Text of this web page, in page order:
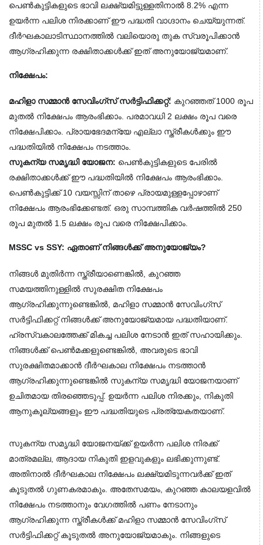
പെൺകുട്ടികളുടെ ഭാവി ലക്ഷ്യമിട്ടുള്ളതിനാൽ 8.2% എന്ന
ഉയർന്ന പലിശ നിരക്കാണ് ഈ പദ്ധതി വാഗ്ദാനം ചെയ്യുന്നത്.
ദീർഘകാലാടിസ്ഥാനത്തിൽ വലിയൊരു തുക സ്വരൂപിക്കാൻ
ആഗ്രഹിക്കുന്ന രക്ഷിതാക്കൾക്ക് ഇത് അനുയോജ്യമാണ്.
നിക്ഷേപം:
മഹിളാ സമ്മാൻ സേവിംഗ്സ് സർട്ടിഫിക്കറ്റ്: കുറഞ്ഞത് 1000 രൂപ
മുതൽ നിക്ഷേപം ആരംഭിക്കാം. പരമാവധി 2 ലക്ഷം രൂപ വരെ
നിക്ഷേപിക്കാം. പ്രായഭേദമന്യേ എല്ലാ സ്ത്രീകൾക്കും ഈ
പദ്ധതിയിൽ നിക്ഷേപം നടത്താം.
സുകന്യ സമൃദ്ധി യോജന: പെൺകുട്ടികളുടെ പേരിൽ
രക്ഷിതാക്കൾക്ക് ഈ പദ്ധതിയിൽ നിക്ഷേപം ആരംഭിക്കാം.
പെൺകുട്ടിക്ക് 10 വയസ്സിന് താഴെ പ്രായമുള്ളപ്പോഴാണ്
നിക്ഷേപം ആരംഭിക്കേണ്ടത്. ഒരു സാമ്പത്തിക വർഷത്തിൽ 250
രൂപ മുതൽ 1.5 ലക്ഷം രൂപ വരെ നിക്ഷേപിക്കാം.
MSSC vs SSY: ഏതാണ് നിങ്ങൾക്ക് അനുയോജ്യം?
നിങ്ങൾ മുതിർന്ന സ്ത്രീയാണെങ്കിൽ, കുറഞ്ഞ
സമയത്തിനുള്ളിൽ സുരക്ഷിത നിക്ഷേപം
ആഗ്രഹിക്കുന്നുണ്ടെങ്കിൽ, മഹിളാ സമ്മാൻ സേവിംഗ്സ്
സർട്ടിഫിക്കറ്റ് നിങ്ങൾക്ക് അനുയോജ്യമായ പദ്ധതിയാണ്.
ഹ്രസ്വകാലത്തേക്ക് മികച്ച പലിശ നേടാൻ ഇത് സഹായിക്കും.
നിങ്ങൾക്ക് പെൺമക്കളുണ്ടെങ്കിൽ, അവരുടെ ഭാവി
സുരക്ഷിതമാക്കാൻ ദീർഘകാല നിക്ഷേപം നടത്താൻ
ആഗ്രഹിക്കുന്നുണ്ടെങ്കിൽ സുകന്യ സമൃദ്ധി യോജനയാണ്
ഉചിതമായ തിരഞ്ഞെടുപ്പ്. ഉയർന്ന പലിശ നിരക്കും, നികുതി
ആനുകൂല്യങ്ങളും ഈ പദ്ധതിയുടെ പ്രത്യേകതയാണ്.
സുകന്യ സമൃദ്ധി യോജനയ്ക്ക് ഉയർന്ന പലിശ നിരക്ക്
മാത്രമല്ല, ആദായ നികുതി ഇളവുകളും ലഭിക്കുന്നുണ്ട്.
അതിനാൽ ദീർഘകാല നിക്ഷേപം ലക്ഷ്യമിടുന്നവർക്ക് ഇത്
കൂടുതൽ ഗുണകരമാകും. അതേസമയം, കുറഞ്ഞ കാലയളവിൽ
നിക്ഷേപം നടത്താനും വേഗത്തിൽ പണം നേടാനും
ആഗ്രഹിക്കുന്ന സ്ത്രീകൾക്ക് മഹിളാ സമ്മാൻ സേവിംഗ്സ്
സർട്ടിഫിക്കറ്റ് കൂടുതൽ അനുയോജ്യമാകും. നിങ്ങളുടെ